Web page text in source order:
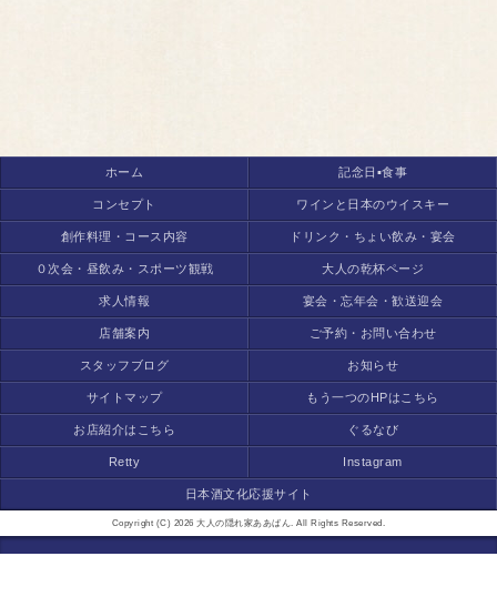
ホーム 記念日▪食事
コンセプト ワインと日本のウイスキー
創作料理・コース内容 ドリンク・ちょい飲み・宴会
０次会・昼飲み・スポーツ観戦 大人の乾杯ページ
求人情報 宴会・忘年会・歓送迎会
店舗案内 ご予約・お問い合わせ
スタッフブログ お知らせ
サイトマップ もう一つのHPはこちら
お店紹介はこちら ぐるなび
Retty Instagram
日本酒文化応援サイト
Copyright (C) 2026 大人の隠れ家ああばん. All Rights Reserved.